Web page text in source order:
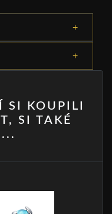
SI KOUPILI
SI TAKÉ